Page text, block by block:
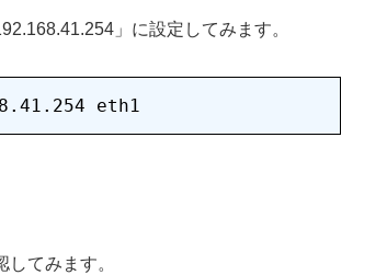
」に設定してみます。
てみます。